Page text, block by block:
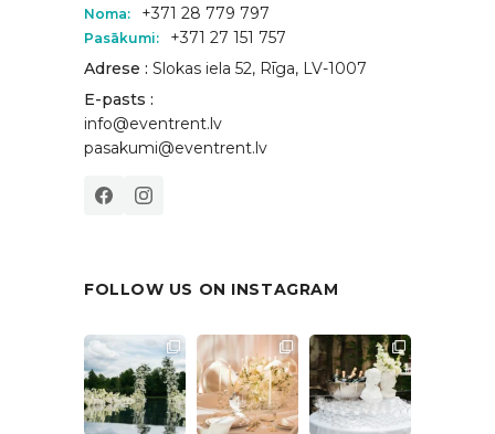
Noma: +371 28 779 797
Pasākumi:
+371 27 151 757
Adrese : Slokas iela 52, Rīga, LV-1007
E-pasts :
info@eventrent.lv
pasakumi@eventrent.lv
FOLLOW US ON INSTAGRAM